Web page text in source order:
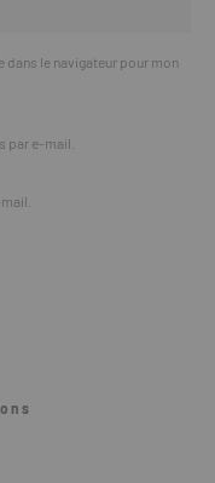
dans le navigateur pour mon
par e-mail.